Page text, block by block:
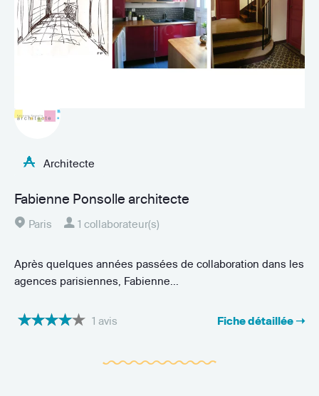
Architecte
Fabienne Ponsolle architecte
Paris 1 collaborateur(s)
Après quelques années passées de collaboration dans les
agences parisiennes, Fabienne...
1 avis Fiche détaillée ➝